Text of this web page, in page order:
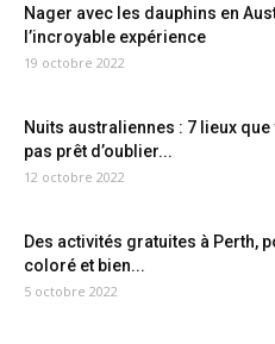
Nager avec les dauphins en
l’incroyable expérience
19 octobre 2022
Nuits australiennes : 7 lieux que
pas prêt d’oublier...
12 octobre 2022
Des activités gratuites à Perth,
coloré et bien...
5 octobre 2022